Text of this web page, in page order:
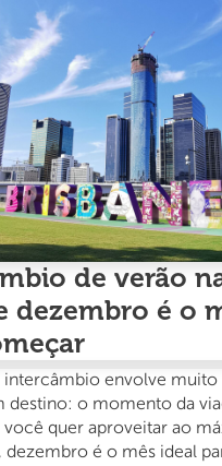
intercâmbio
em
2025
de verão
dezembro é o
intercâmbio envolve muito
destino: o momento da
você quer aproveitar ao
dezembro é o mês ideal